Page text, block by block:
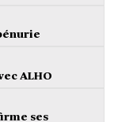
ALHO
ses